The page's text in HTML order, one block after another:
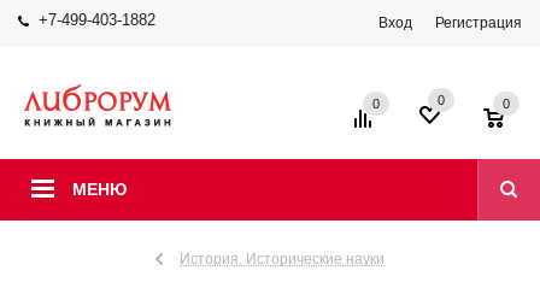
+7-499-403-1882 Вход Регистрация
МЕНЮ
0 0 0
История. Исторические науки